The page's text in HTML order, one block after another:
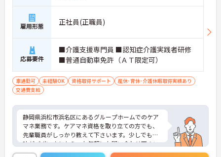
雇用形態 正社員(正職員)
応募要件
■介護支援専門員 ■認知症介護実践者研修
■普通自動車免許（ＡＴ限定可）
車通勤可 未経験OK 資格取得サポート
産休･育休･介護休暇取得実績あり
交通費支給
静岡県浜松市浜名区にあるグループホームでのケア
マネ業務です。ケアマネ資格を取り立ての方でも、
先輩職員がしっかり教えて下さいます。少しでも興
味がございましたら、お気軽にお問い合わせ下さい
ませ。